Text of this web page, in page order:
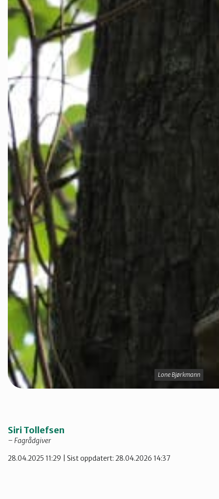
Lone Bjørkmann
Lone Bjørkmann
Siri Tollefsen
– Fagrådgiver
28.04.2025 11:29 | Sist oppdatert: 28.04.2026 14:37